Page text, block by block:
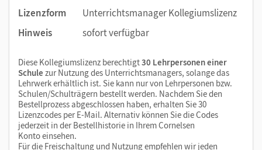
Lizenzform
Unterrichtsmanager Kollegiumslizenz
Hinweis
sofort verfügbar
Diese Kollegiumslizenz berechtigt30 Lehrpersonen einer
Schule zur Nutzung des Unterrichtsmanagers, solange das
Lehrwerk erhältlich ist. Sie kann nur von Lehrpersonen bzw.
Schulen/Schulträgern bestellt werden. Nachdem Sie den
Bestellprozess abgeschlossen haben, erhalten Sie 30
Lizenzcodes per E-Mail. Alternativ können Sie die Codes
jederzeit in der Bestellhistorie in Ihrem Cornelsen
Konto einsehen.
Für die Freischaltung und Nutzung empfehlen wir jeden